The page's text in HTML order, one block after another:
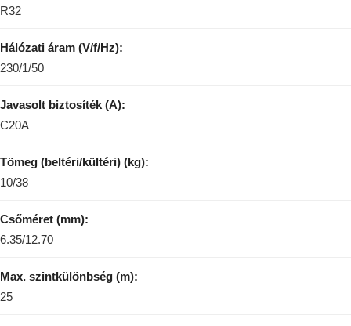
R32
Hálózati áram (V/f/Hz):
230/1/50
Javasolt biztosíték (A):
C20A
Tömeg (beltéri/kültéri) (kg):
10/38
Csőméret (mm):
6.35/12.70
Max. szintkülönbség (m):
25